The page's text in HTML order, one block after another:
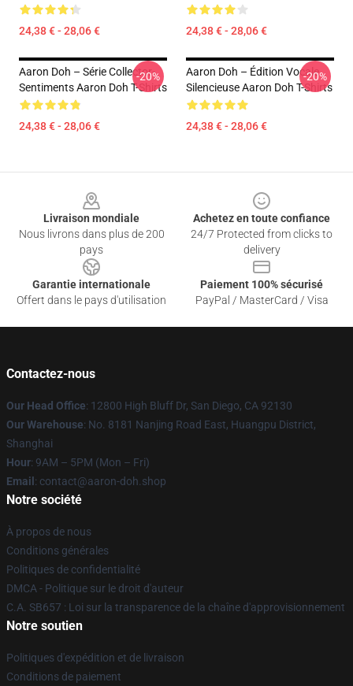
24,38 € - 28,06 € 24,38 € - 28,06 €
Aaron Doh – Série Collector-
Sentiments Aaron Doh T-Shirts
24,38 € - 28,06 €
-20%
Aaron Doh – Édition Vocale
Silencieuse Aaron Doh T-Shirts
24,38 € - 28,06 €
-20%
Livraison mondiale
Nous livrons dans plus de 200
pays
Achetez en toute confiance
24/7 Protected from clicks to
delivery
Garantie internationale
Offert dans le pays d'utilisation
Paiement 100% sécurisé
PayPal / MasterCard / Visa
Contactez-nous
Our Head Office: 12800 High Bluff Dr, San Diego, CA 92130
Our Warehouse: No. 8181 Nanjing Road East, Huangpu District,
Shanghai
Hour: 9AM – 5PM (Mon – Fri)
Email : contact@aaron-doh.shop
Notre société
À propos de nous
Conditions générales
Politiques de confidentialité
DMCA - Politique sur le droit d'auteur
C.A. SB657 : Loi sur la transparence de la chaîne d'approvisionnement
Notre soutien
Politiques d'expédition et de livraison
Conditions de paiement